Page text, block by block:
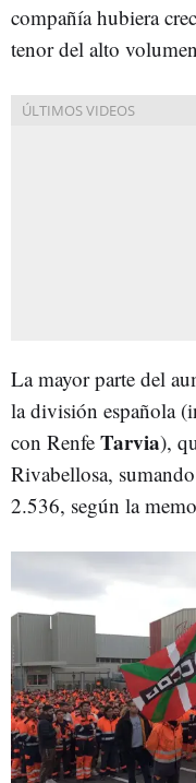
compañía hubiera
tenor del alto
La mayor parte del
la división española
con Renfe Tarvia),
Rivabellosa,
2.536, según la